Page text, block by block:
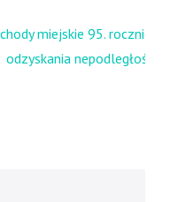
miejskie 95. rocznicy
odzyskania nepodległości